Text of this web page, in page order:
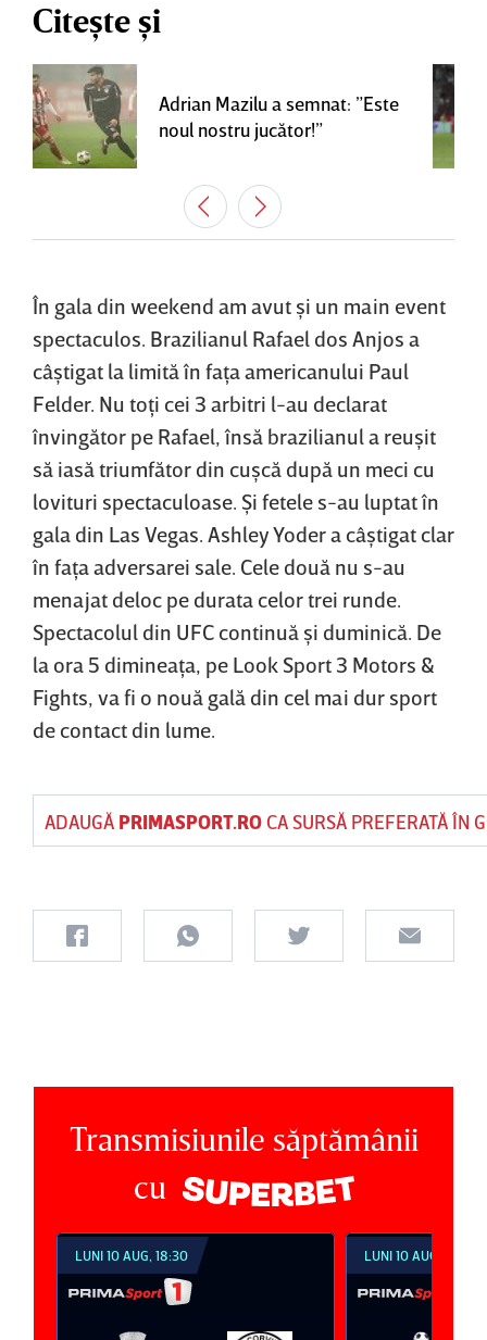
Citește și
Adrian Mazilu a semnat: ”Este
noul nostru jucător!”
În gala din weekend am avut şi un main event
spectaculos. Brazilianul Rafael dos Anjos a
câştigat la limită în faţa americanului Paul
Felder. Nu toţi cei 3 arbitri l-au declarat
învingător pe Rafael, însă brazilianul a reuşit
să iasă triumfător din cuşcă după un meci cu
lovituri spectaculoase. Şi fetele s-au luptat în
gala din Las Vegas. Ashley Yoder a câştigat clar
în faţa adversarei sale. Cele două nu s-au
menajat deloc pe durata celor trei runde.
Spectacolul din UFC continuă şi duminică. De
la ora 5 dimineaţa, pe Look Sport 3 Motors &
Fights, va fi o nouă gală din cel mai dur sport
de contact din lume.
ADAUGĂ PRIMASPORT.ROCA SURSĂ PREFERATĂ ÎN
Transmisiunile săptămânii
cu
LUNI 10 AUG, 18:30 LUNI 10 AUG, 21:30